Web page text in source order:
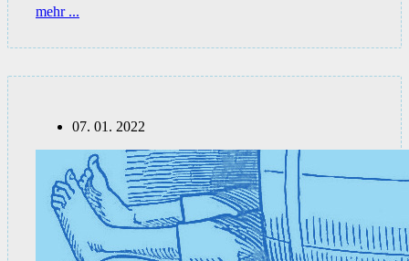
mehr ...
der
II/III)
07. 01. 2022